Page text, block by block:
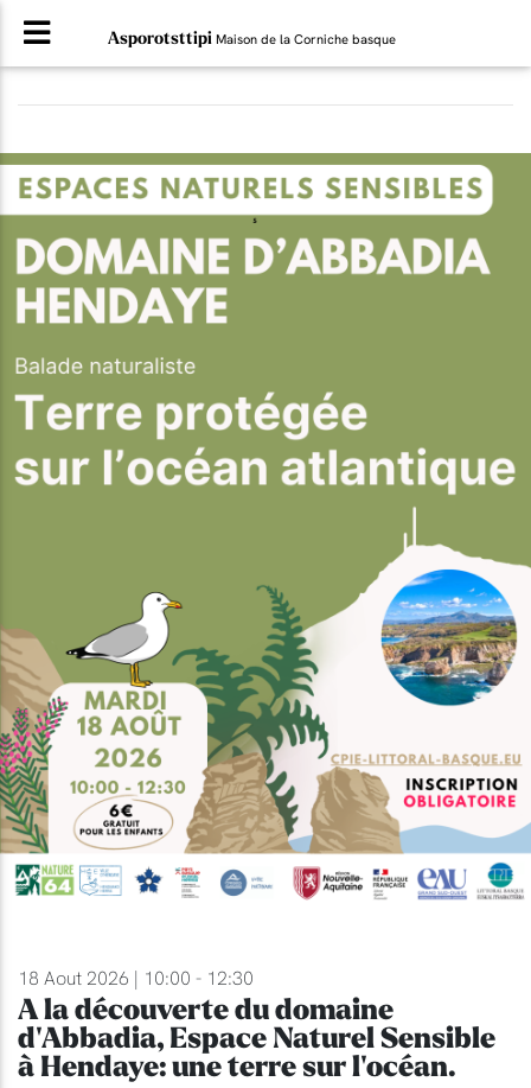
Asporotsttipi Maison de la Corniche basque
18 Aout 2026 | 10:00 - 12:30
A la découverte du domaine
d'Abbadia, Espace Naturel Sensible
à Hendaye: une terre sur l'océan.